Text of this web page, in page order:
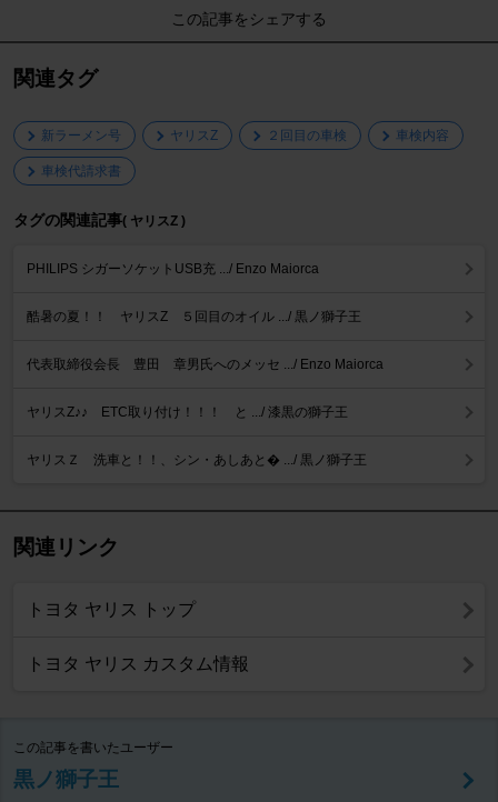
この記事をシェアする
関連タグ
新ラーメン号 ヤリスZ ２回目の車検 車検内容
車検代請求書
タグの関連記事( ヤリスZ )
PHILIPS シガーソケットUSB充 .../ Enzo Maiorca
酷暑の夏！！ ヤリスZ ５回目のオイル .../ 黒ノ獅子王
代表取締役会長 豊田 章男氏へのメッセ .../ Enzo Maiorca
ヤリスZ♪♪ ETC取り付け！！！ と .../ 漆黒の獅子王
ヤリスＺ 洗車と！！、シン・あしあと� .../ 黒ノ獅子王
関連リンク
トヨタ ヤリス トップ
トヨタ ヤリス カスタム情報
この記事を書いたユーザー
黒ノ獅子王